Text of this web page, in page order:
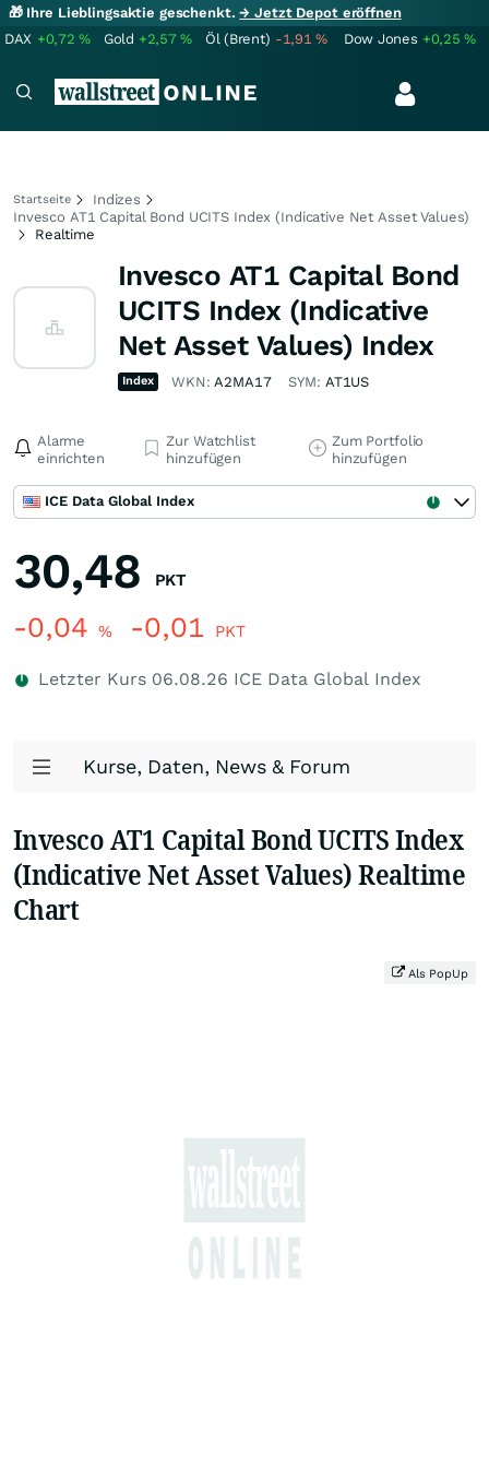
🎁 Ihre Lieblingsaktie geschenkt.→ Jetzt Depot eröffnen
DAX +0,72% Gold +2,57% Öl (Brent) -1,91% Dow Jones +0,25%
Startseite
Indizes
Invesco AT1 Capital Bond UCITS Index (Indicative Net Asset Values)
Realtime
Invesco AT1 Capital Bond
UCITS Index (Indicative
Net Asset Values) Index
Index WKN:A2MA17 SYM: AT1US
Alarme
einrichten
Zur Watchlist
hinzufügen
Zum Portfolio
hinzufügen
ICE Data Global Index
30,48 PKT
-0,04 % -0,01 PKT
Letzter Kurs 06.08.26 ICE Data Global Index
Kurse, Daten, News & Forum
Invesco AT1 Capital Bond UCITS Index
(Indicative Net Asset Values) Realtime
Chart
Als PopUp